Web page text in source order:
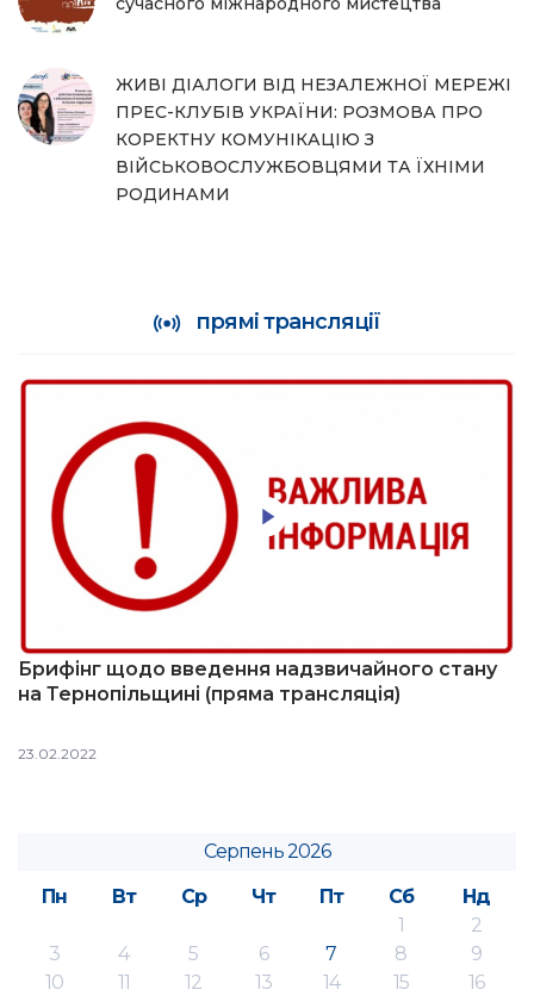
ЖИВІ ДІАЛОГИ ВІД НЕЗАЛЕЖНОЇ МЕРЕЖІ
ПРЕС-КЛУБІВ УКРАЇНИ: РОЗМОВА ПРО
КОРЕКТНУ КОМУНІКАЦІЮ З
ВІЙСЬКОВОСЛУЖБОВЦЯМИ ТА ЇХНІМИ
РОДИНАМИ
прямі трансляції
Брифінг щодо введення надзвичайного стану
на Тернопільщині (пряма трансляція)
23.02.2022
Серпень 2026
Пн
Вт Ср Чт Пт Сб
Нд
1
2
3
4 5 6 7 8
9
10
11 12 13 14 15
16